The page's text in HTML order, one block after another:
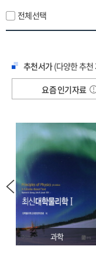
전체선택
추천서가(다양한 추
요즘 인기자료
과학